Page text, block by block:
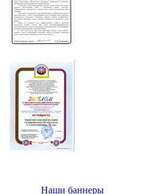
Наши баннеры